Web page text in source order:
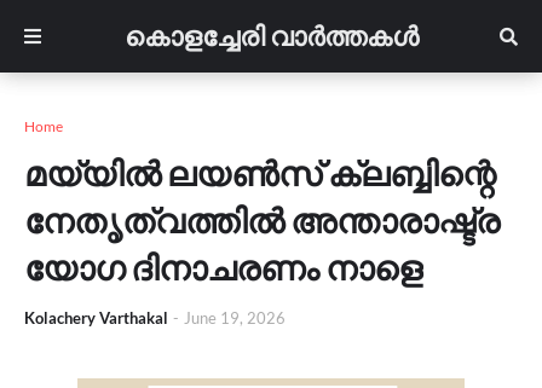
കൊളച്ചേരി വാർത്തകൾ
Home
മയ്യിൽ ലയൺസ് ക്ലബ്ബിന്റെ
നേതൃത്വത്തിൽ അന്താരാഷ്ട്ര
യോഗ ദിനാചരണം നാളെ
Kolachery Varthakal - June 19, 2026